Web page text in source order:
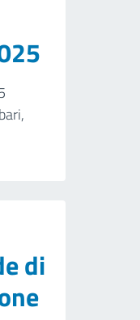
di